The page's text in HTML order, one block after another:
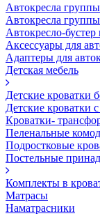
Автокресла
Автокресла
Автокресло-
Аксессуары для
Адаптеры для
Детская мебель
Детские кроватки
Детские кроватки
Кроватки-
Пеленальные
Подростковые
Постельные
Комплекты в
Матрасы
Наматрасники